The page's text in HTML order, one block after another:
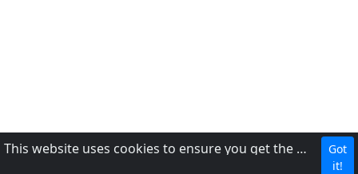
This website uses cookies to ensure you get the best experience on our website.
Got
it!